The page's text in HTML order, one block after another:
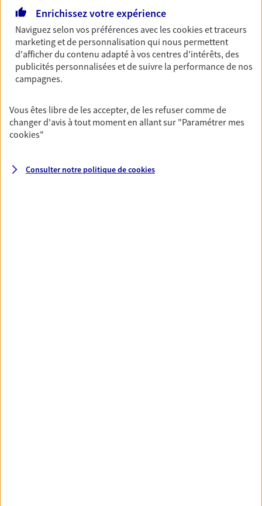
Retraite
Préparez sereinement ce nouveau chapitre de
votre vie avec les conseils d'un expert. Découvrez
notre solution PER (Plan Epargne Retraite)
spécialement conçue pour la retraite.
Découvrir l'offre Retraite
Pour un avenir serein, assurez-vous avec notre
contrat prévoyance. Préservez vos proches en cas
Enrichissez votre expérience
Naviguez selon vos préférences avec lescookies et traceurs
marketing et de personnalisation qui nous permettent
d'afficher du contenu adapté à vos centres d'intérêts, des
publicités personnalisées et de suivre la performance de nos
campagnes.
Vous êtes libre de les accepter, de les refuser comme de
changer d'avis à tout moment en allant sur "Paramétrer mes
cookies"
Consulter notre politique decookies